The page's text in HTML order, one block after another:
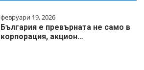
февруари 19, 2026
България е превърната не само в
корпорация, акцион…